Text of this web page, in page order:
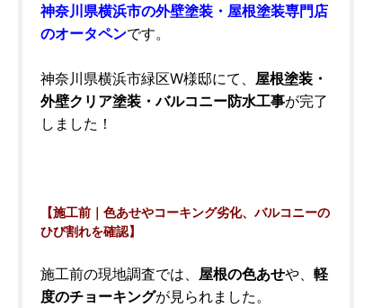
神奈川県横浜市の外壁塗装・屋根塗装専門店
のオータペンです。
神奈川県横浜市緑区W様邸にて、 屋根塗装・
外壁クリア塗装・バルコニー防水工事が完了
しました！
【施工前｜色あせやコーキング劣化、バルコニーの
ひび割れを確認】
施工前の現地調査では、 屋根の色あせや、 軽
度のチョーキングが見られました。